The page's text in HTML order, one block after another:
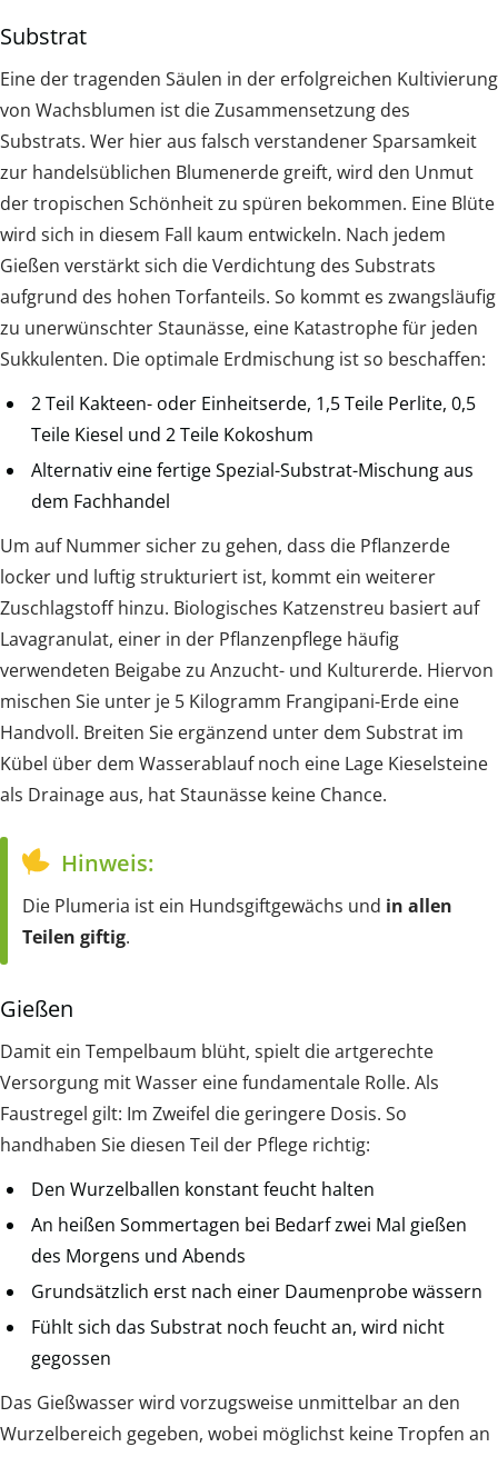
Substrat
Eine der tragenden Säulen in der erfolgreichen Kultivierung
von Wachsblumen ist die Zusammensetzung des
Substrats. Wer hier aus falsch verstandener Sparsamkeit
zur handelsüblichen Blumenerde greift, wird den Unmut
der tropischen Schönheit zu spüren bekommen. Eine Blüte
wird sich in diesem Fall kaum entwickeln. Nach jedem
Gießen verstärkt sich die Verdichtung des Substrats
aufgrund des hohen Torfanteils. So kommt es zwangsläufig
zu unerwünschter Staunässe, eine Katastrophe für jeden
Sukkulenten. Die optimale Erdmischung ist so beschaffen:
2 Teil Kakteen- oder Einheitserde, 1,5 Teile Perlite, 0,5
Teile Kiesel und 2 Teile Kokoshum
Alternativ eine fertige Spezial-Substrat-Mischung aus
dem Fachhandel
Um auf Nummer sicher zu gehen, dass die Pflanzerde
locker und luftig strukturiert ist, kommt ein weiterer
Zuschlagstoff hinzu. Biologisches Katzenstreu basiert auf
Lavagranulat, einer in der Pflanzenpflege häufig
verwendeten Beigabe zu Anzucht- und Kulturerde. Hiervon
mischen Sie unter je 5 Kilogramm Frangipani-Erde eine
Handvoll. Breiten Sie ergänzend unter dem Substrat im
Kübel über dem Wasserablauf noch eine Lage Kieselsteine
als Drainage aus, hat Staunässe keine Chance.
Hinweis:
Die Plumeria ist ein Hundsgiftgewächs und in allen
Teilen giftig.
Gießen
Damit ein Tempelbaum blüht, spielt die artgerechte
Versorgung mit Wasser eine fundamentale Rolle. Als
Faustregel gilt: Im Zweifel die geringere Dosis. So
handhaben Sie diesen Teil der Pflege richtig:
Den Wurzelballen konstant feucht halten
An heißen Sommertagen bei Bedarf zwei Mal gießen
des Morgens und Abends
Grundsätzlich erst nach einer Daumenprobe wässern
Fühlt sich das Substrat noch feucht an, wird nicht
gegossen
Das Gießwasser wird vorzugsweise unmittelbar an den
Wurzelbereich gegeben, wobei möglichst keine Tropfen an